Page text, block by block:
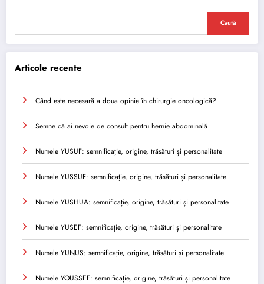
Caută
Articole recente
Când este necesară a doua opinie în chirurgie oncologică?
Semne că ai nevoie de consult pentru hernie abdominală
Numele YUSUF: semnificație, origine, trăsături și personalitate
Numele YUSSUF: semnificație, origine, trăsături și personalitate
Numele YUSHUA: semnificație, origine, trăsături și personalitate
Numele YUSEF: semnificație, origine, trăsături și personalitate
Numele YUNUS: semnificație, origine, trăsături și personalitate
Numele YOUSSEF: semnificație, origine, trăsături și personalitate